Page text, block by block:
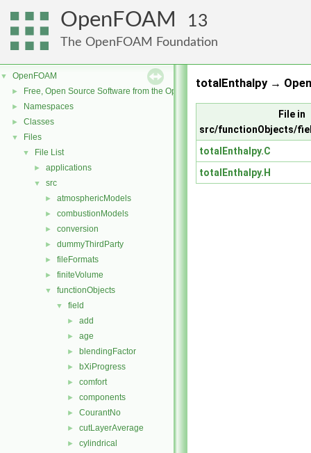
OpenFOAM 13
The OpenFOAM Foundation
▼ OpenFOAM
► Free, Open Source Software from the OpenFOAM Foundation
► Namespaces
► Classes
▼ Files
▼ File List
► applications
▼ src
► atmosphericModels
► combustionModels
► conversion
► dummyThirdParty
► fileFormats
► finiteVolume
▼ functionObjects
▼ field
► add
► age
► blendingFactor
► bXiProgress
► comfort
► components
► CourantNo
► cutLayerAverage
► cylindrical
totalEnthalpy →
File in
src/functionObjects/
totalEnthalpy.C
totalEnthalpy.H